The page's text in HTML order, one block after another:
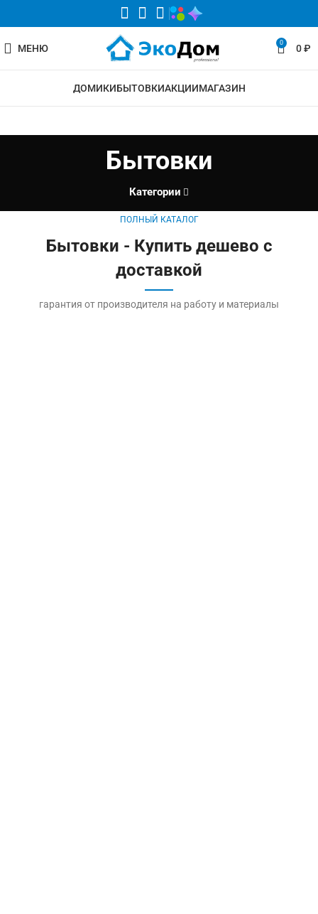
МЕНЮ 0 0₽
ДОМИКИБЫТОВКИАКЦИИМАГАЗИН
Бытовки
Категории
ПОЛНЫЙ КАТАЛОГ
Бытовки - Купить дешево с
доставкой
гарантия от производителя на работу и материалы